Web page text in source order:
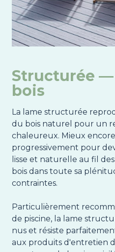
Structurée
bois
La lame structurée
du bois naturel pour un
chaleureux. Mieux
progressivement pour
lisse et naturelle au fil
bois dans toute sa
contraintes.
Particulièrement
de piscine, la lame
nus et résiste
aux produits d'entretien